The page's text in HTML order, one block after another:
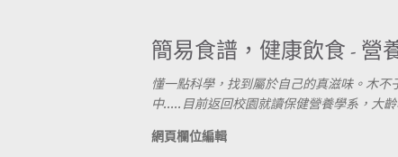
簡易食譜，健康飲食 - 營
懂一點科學，找到屬於自己的真滋味。木
中.....目前返回校園就讀保健營養學系，大齡
網頁欄位編輯